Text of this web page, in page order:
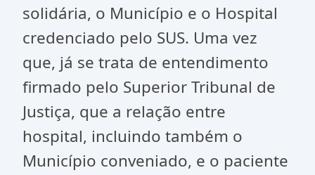
solidária, o Município e o Hospital
credenciado pelo SUS. Uma vez
que, já se trata de entendimento
firmado pelo Superior Tribunal de
Justiça, que a relação entre
hospital, incluindo também o
Município conveniado, e o paciente